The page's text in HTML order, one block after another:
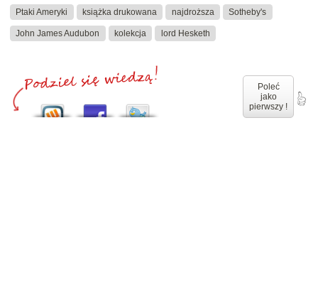
Ptaki Ameryki książka drukowana najdroższa Sotheby's
John James Audubon kolekcja lord Hesketh
Poleć
jako
pierwszy !